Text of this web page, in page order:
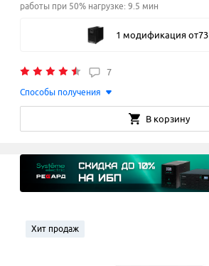
работы при 50% нагрузке: 9.5 мин
1 модификация от73
7
Способы получения
В корзину
Хит продаж